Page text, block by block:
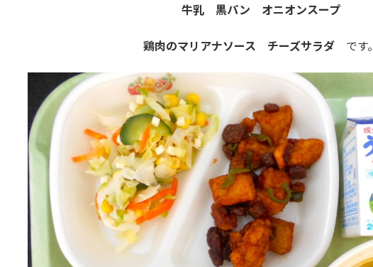
牛乳 黒パン オニオンスープ
鶏肉のマリアナソース チーズサラダ です。